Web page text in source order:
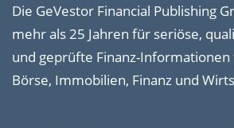
Die GeVestor Financial Publishing
mehr als 25 Jahren für seriöse,
und geprüfte Finanz-
Börse, Immobilien, Finanz und